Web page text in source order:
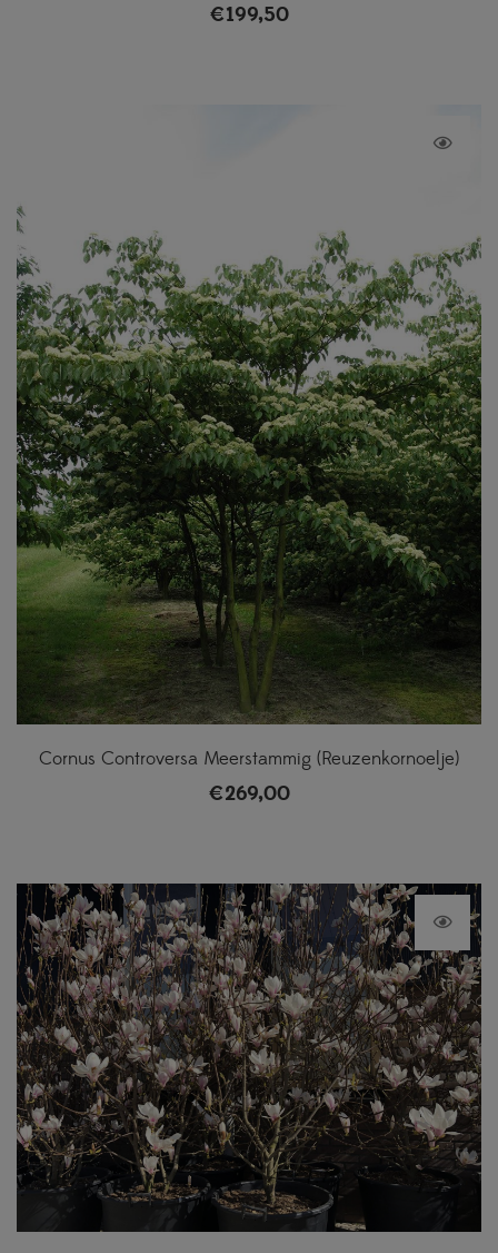
€199,50
Cornus Controversa Meerstammig (Reuzenkornoelje)
€269,00